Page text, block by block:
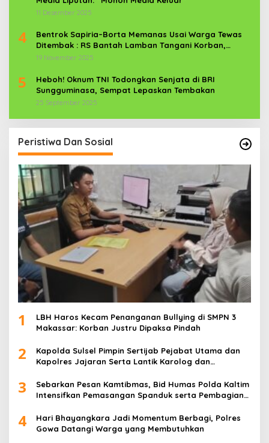
11 Desember 2025
4
Bentrok Sapiria–Borta Memanas Usai Warga Tewas
Ditembak : RS Bantah Lamban Tangani Korban,
Aparat TNI-POLRI Dikerahkan
19 November 2025
5
Heboh! Oknum TNI Todongkan Senjata di BRI
Sungguminasa, Sempat Lepaskan Tembakan
25 September 2025
Peristiwa Dan Sosial
1
LBH Haros Kecam Penanganan Bullying di SMPN 3
Makassar: Korban Justru Dipaksa Pindah
2
Kapolda Sulsel Pimpin Sertijab Pejabat Utama dan
Kapolres Jajaran Serta Lantik Karolog dan
3
Sebarkan Pesan Kamtibmas, Bid Humas Polda Kaltim
Intensifkan Pemasangan Spanduk serta Pembagian
4
Hari Bhayangkara Jadi Momentum Berbagi, Polres
Gowa Datangi Warga yang Membutuhkan